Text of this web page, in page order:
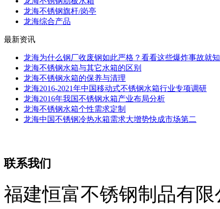
龙海不锈钢旗杆/岗亭
龙海综合产品
最新资讯
龙海为什么钢厂收废钢如此严格？看看这些爆炸事故就
龙海不锈钢水箱与其它水箱的区别
龙海不锈钢水箱的保养与清理
龙海2016-2021年中国移动式不锈钢水箱行业专项调研
龙海2016年我国不锈钢水箱产业布局分析
龙海不锈钢水箱个性需求定制
龙海中国不锈钢冷热水箱需求大增势快成市场第二
联系我们
福建恒富不锈钢制品有限